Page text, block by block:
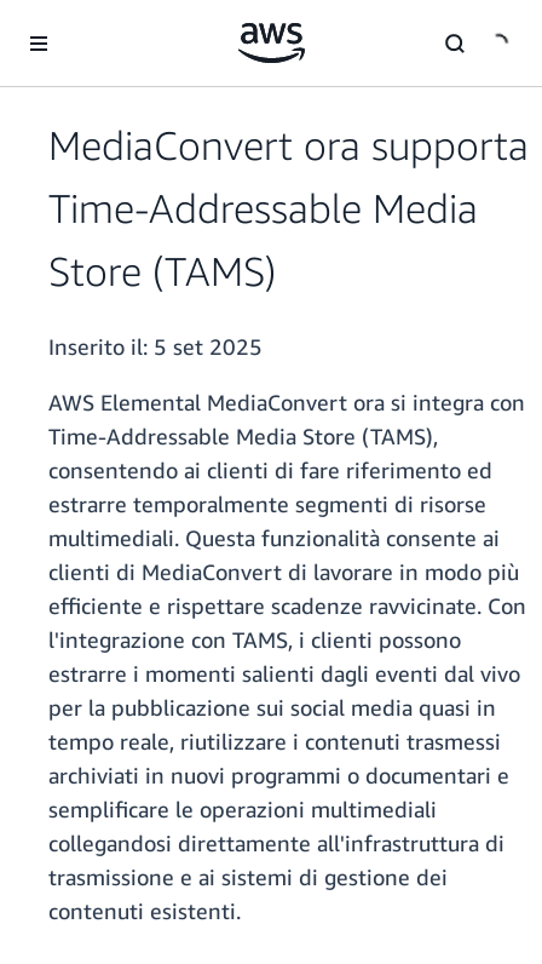
MediaConvert ora supporta
Time-Addressable Media
Store (TAMS)
Inserito il: 5 set 2025
AWS Elemental MediaConvert ora si integra con
Time-Addressable Media Store (TAMS),
consentendo ai clienti di fare riferimento ed
estrarre temporalmente segmenti di risorse
multimediali. Questa funzionalità consente ai
clienti di MediaConvert di lavorare in modo più
efficiente e rispettare scadenze ravvicinate. Con
l'integrazione con TAMS, i clienti possono
estrarre i momenti salienti dagli eventi dal vivo
per la pubblicazione sui social media quasi in
tempo reale, riutilizzare i contenuti trasmessi
archiviati in nuovi programmi o documentari e
semplificare le operazioni multimediali
collegandosi direttamente all'infrastruttura di
trasmissione e ai sistemi di gestione dei
contenuti esistenti.